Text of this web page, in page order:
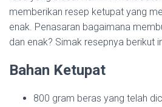
memberikan resep ketupat yang
enak. Penasaran bagaimana
dan enak? Simak resepnya berikut
Bahan Ketupat
800 gram beras yang telah